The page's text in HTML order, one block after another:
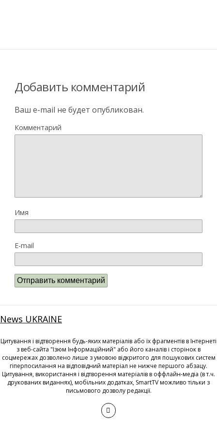
Добавить комментарий
Ваш e-mail не будет опубликован.
Комментарий
Имя
E-mail
News UKRAINE
Цитування і відтворення будь-яких матеріалів або їх фрагментів в Інтернеті
з веб-сайта "Ізюм Інформаційний" або його каналів і сторінок в
соцмережах дозволено лише з умовою відкритого для пошукових систем
гіперпосилання на відповідний матеріал не нижче першого абзацу.
Цитування, використання і відтворення матеріалів в оффлайн-медіа (в т.ч.
друкованих виданнях), мобільних додатках, SmartTV можливо тільки з
письмового дозволу редакції.